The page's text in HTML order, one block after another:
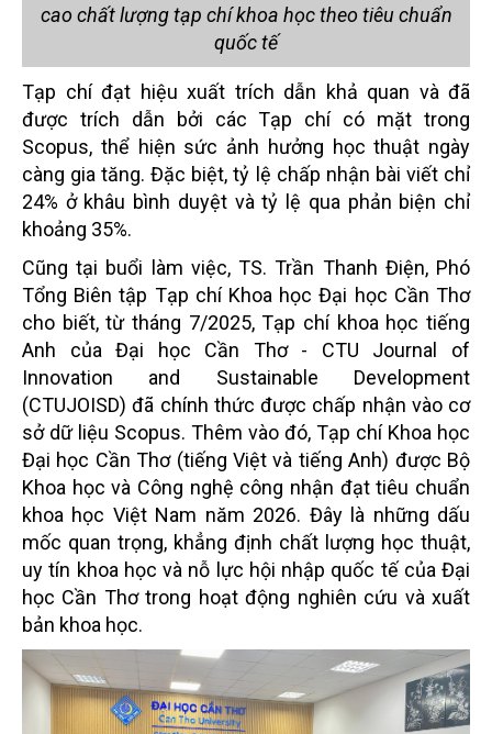
cao chất lượng tạp chí khoa học theo tiêu chuẩn
quốc tế
Tạp chí đạt hiệu xuất trích dẫn khả quan và đã
được trích dẫn bởi các Tạp chí có mặt trong
Scopus, thể hiện sức ảnh hưởng học thuật ngày
càng gia tăng. Đặc biệt, tỷ lệ chấp nhận bài viết chỉ
24% ở khâu bình duyệt và tỷ lệ qua phản biện chỉ
khoảng 35%.
Cũng tại buổi làm việc, TS. Trần Thanh Điện, Phó
Tổng Biên tập Tạp chí Khoa học Đại học Cần Thơ
cho biết, từ tháng 7/2025, Tạp chí khoa học tiếng
Anh của Đại học Cần Thơ - CTU Journal of
Innovation and Sustainable Development
(CTUJOISD) đã chính thức được chấp nhận vào cơ
sở dữ liệu Scopus. Thêm vào đó, Tạp chí Khoa học
Đại học Cần Thơ (tiếng Việt và tiếng Anh) được Bộ
Khoa học và Công nghệ công nhận đạt tiêu chuẩn
khoa học Việt Nam năm 2026. Đây là những dấu
mốc quan trọng, khẳng định chất lượng học thuật,
uy tín khoa học và nỗ lực hội nhập quốc tế của Đại
học Cần Thơ trong hoạt động nghiên cứu và xuất
bản khoa học.